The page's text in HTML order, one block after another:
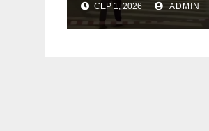
еліти: там міг
бути Головком
СЕР 1, 2026 ADMIN